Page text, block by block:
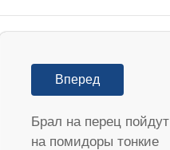
Вперед
Брал на перец пойдут
на помидоры тонкие